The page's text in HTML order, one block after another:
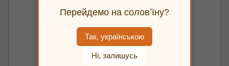
Перейдемо на соловʼїну?
Так, українською
Ні, залишусь